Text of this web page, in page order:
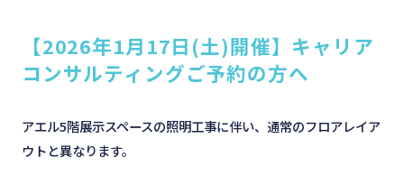
【2026年1月17日(土)開催】キャリア
コンサルティングご予約の方へ
アエル5階展示スペースの照明工事に伴い、通常のフロアレイア
ウトと異なります。